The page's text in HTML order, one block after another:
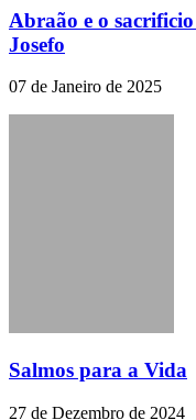
Abraão e o
Josefo
07 de Janeiro de 2025
Salmos para a Vida
27 de Dezembro de 2024